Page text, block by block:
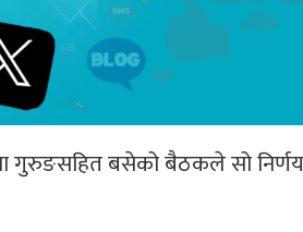
गुरुङसहित बसेको बैठकले सो निर्णय